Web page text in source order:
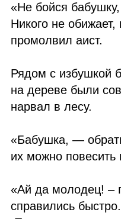
«Не бойся
Никого не
промолвил аист.
Рядом с избушкой
на дереве были
нарвал в лесу.
«Бабушка, —
их можно повесить
«Ай да молодец! –
справились